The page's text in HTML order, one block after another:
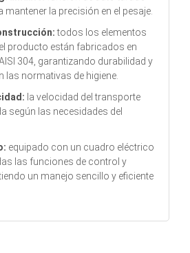
la precisión en el pesaje.
todos los elementos
producto están fabricados en
304 , garantizando durabilidad y
las normativas de higiene.
la velocidad del transporte
según las necesidades del
equipado con un cuadro eléctrico
las funciones de control y
un manejo sencillo y eficiente